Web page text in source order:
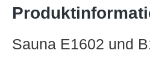
Sauna E1602 und